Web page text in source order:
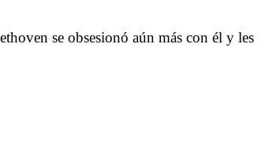
se obsesionó aún más con él y les